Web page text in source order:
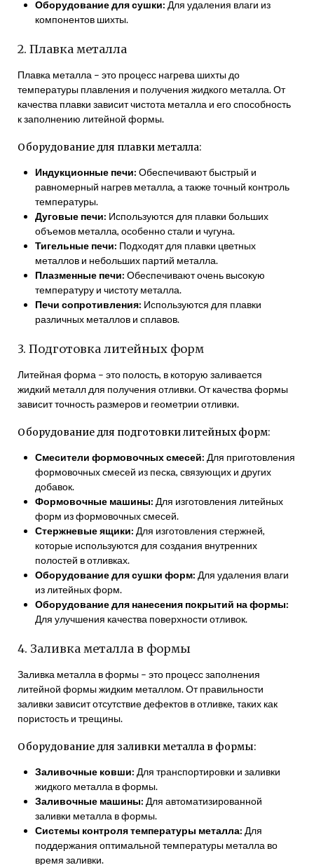
Оборудование для сушки: Для удаления влаги из
компонентов шихты.
2. Плавка металла
Плавка металла – это процесс нагрева шихты до
температуры плавления и получения жидкого металла. От
качества плавки зависит чистота металла и его способность
к заполнению литейной формы.
Оборудование для плавки металла:
Индукционные печи: Обеспечивают быстрый и
равномерный нагрев металла, а также точный контроль
температуры.
Дуговые печи: Используются для плавки больших
объемов металла, особенно стали и чугуна.
Тигельные печи: Подходят для плавки цветных
металлов и небольших партий металла.
Плазменные печи: Обеспечивают очень высокую
температуру и чистоту металла.
Печи сопротивления: Используются для плавки
различных металлов и сплавов.
3. Подготовка литейных форм
Литейная форма – это полость, в которую заливается
жидкий металл для получения отливки. От качества формы
зависит точность размеров и геометрии отливки.
Оборудование для подготовки литейных форм:
Смесители формовочных смесей: Для приготовления
формовочных смесей из песка, связующих и других
добавок.
Формовочные машины: Для изготовления литейных
форм из формовочных смесей.
Стержневые ящики: Для изготовления стержней,
которые используются для создания внутренних
полостей в отливках.
Оборудование для сушки форм: Для удаления влаги
из литейных форм.
Оборудование для нанесения покрытий на формы:
Для улучшения качества поверхности отливок.
4. Заливка металла в формы
Заливка металла в формы – это процесс заполнения
литейной формы жидким металлом. От правильности
заливки зависит отсутствие дефектов в отливке, таких как
пористость и трещины.
Оборудование для заливки металла в формы:
Заливочные ковши: Для транспортировки и заливки
жидкого металла в формы.
Заливочные машины: Для автоматизированной
заливки металла в формы.
Системы контроля температуры металла: Для
поддержания оптимальной температуры металла во
время заливки.